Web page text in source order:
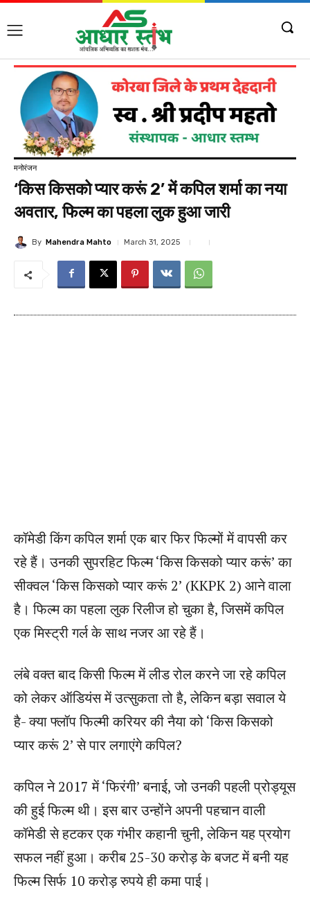
मनोरंजन
‘किस किसको प्यार करूं 2’ में कपिल शर्मा का नया
अवतार, फिल्म का पहला लुक हुआ जारी
By Mahendra Mahto March 31, 2025
कॉमेडी किंग कपिल शर्मा एक बार फिर फिल्मों में वापसी कर
रहे हैं। उनकी सुपरहिट फिल्म ‘किस किसको प्यार करूं’ का
सीक्वल ‘किस किसको प्यार करूं 2’ (KKPK 2) आने वाला
है। फिल्म का पहला लुक रिलीज हो चुका है, जिसमें कपिल
एक मिस्ट्री गर्ल के साथ नजर आ रहे हैं।
लंबे वक्त बाद किसी फिल्म में लीड रोल करने जा रहे कपिल
को लेकर ऑडियंस में उत्सुकता तो है, लेकिन बड़ा सवाल ये
है- क्या फ्लॉप फिल्मी करियर की नैया को ‘किस किसको
प्यार करूं 2’ से पार लगाएंगे कपिल?
कपिल ने 2017 में ‘फिरंगी’ बनाई, जो उनकी पहली प्रोड्यूस
की हुई फिल्म थी। इस बार उन्होंने अपनी पहचान वाली
कॉमेडी से हटकर एक गंभीर कहानी चुनी, लेकिन यह प्रयोग
सफल नहीं हुआ। करीब 25-30 करोड़ के बजट में बनी यह
फिल्म सिर्फ 10 करोड़ रुपये ही कमा पाई।